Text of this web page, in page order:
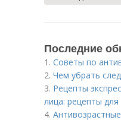
Последние
1. Советы по
2. Чем убрать
3. Рецепты
лица: рецепты
4.